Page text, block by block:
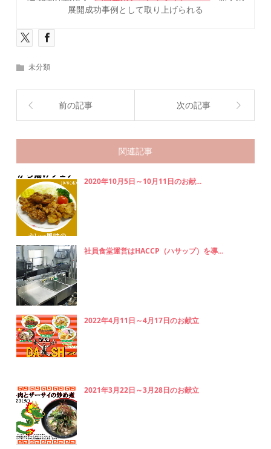
展開成功事例として取り上げられる
未分類
前の記事 次の記事
関連記事
2020年10月5日～10月11日のお献...
社員食堂運営はHACCP（ハサップ）を導...
2022年4月11日～4月17日のお献立
2021年3月22日～3月28日のお献立